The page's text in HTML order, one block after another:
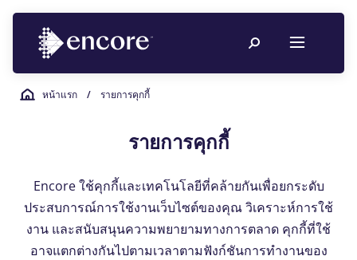
หน้าแรก / รายการคุกกี้
รายการคุกกี้
Encore ใช้คุกกี้และเทคโนโลยีที่คล้ายกันเพื่อยกระดับ
ประสบการณ์การใช้งานเว็บไซต์ของคุณ วิเคราะห์การใช้
งาน และสนับสนุนความพยายามทางการตลาด คุกกี้ที่ใช้
อาจแตกต่างกันไปตามเวลาตามฟังก์ชันการทำงานของ